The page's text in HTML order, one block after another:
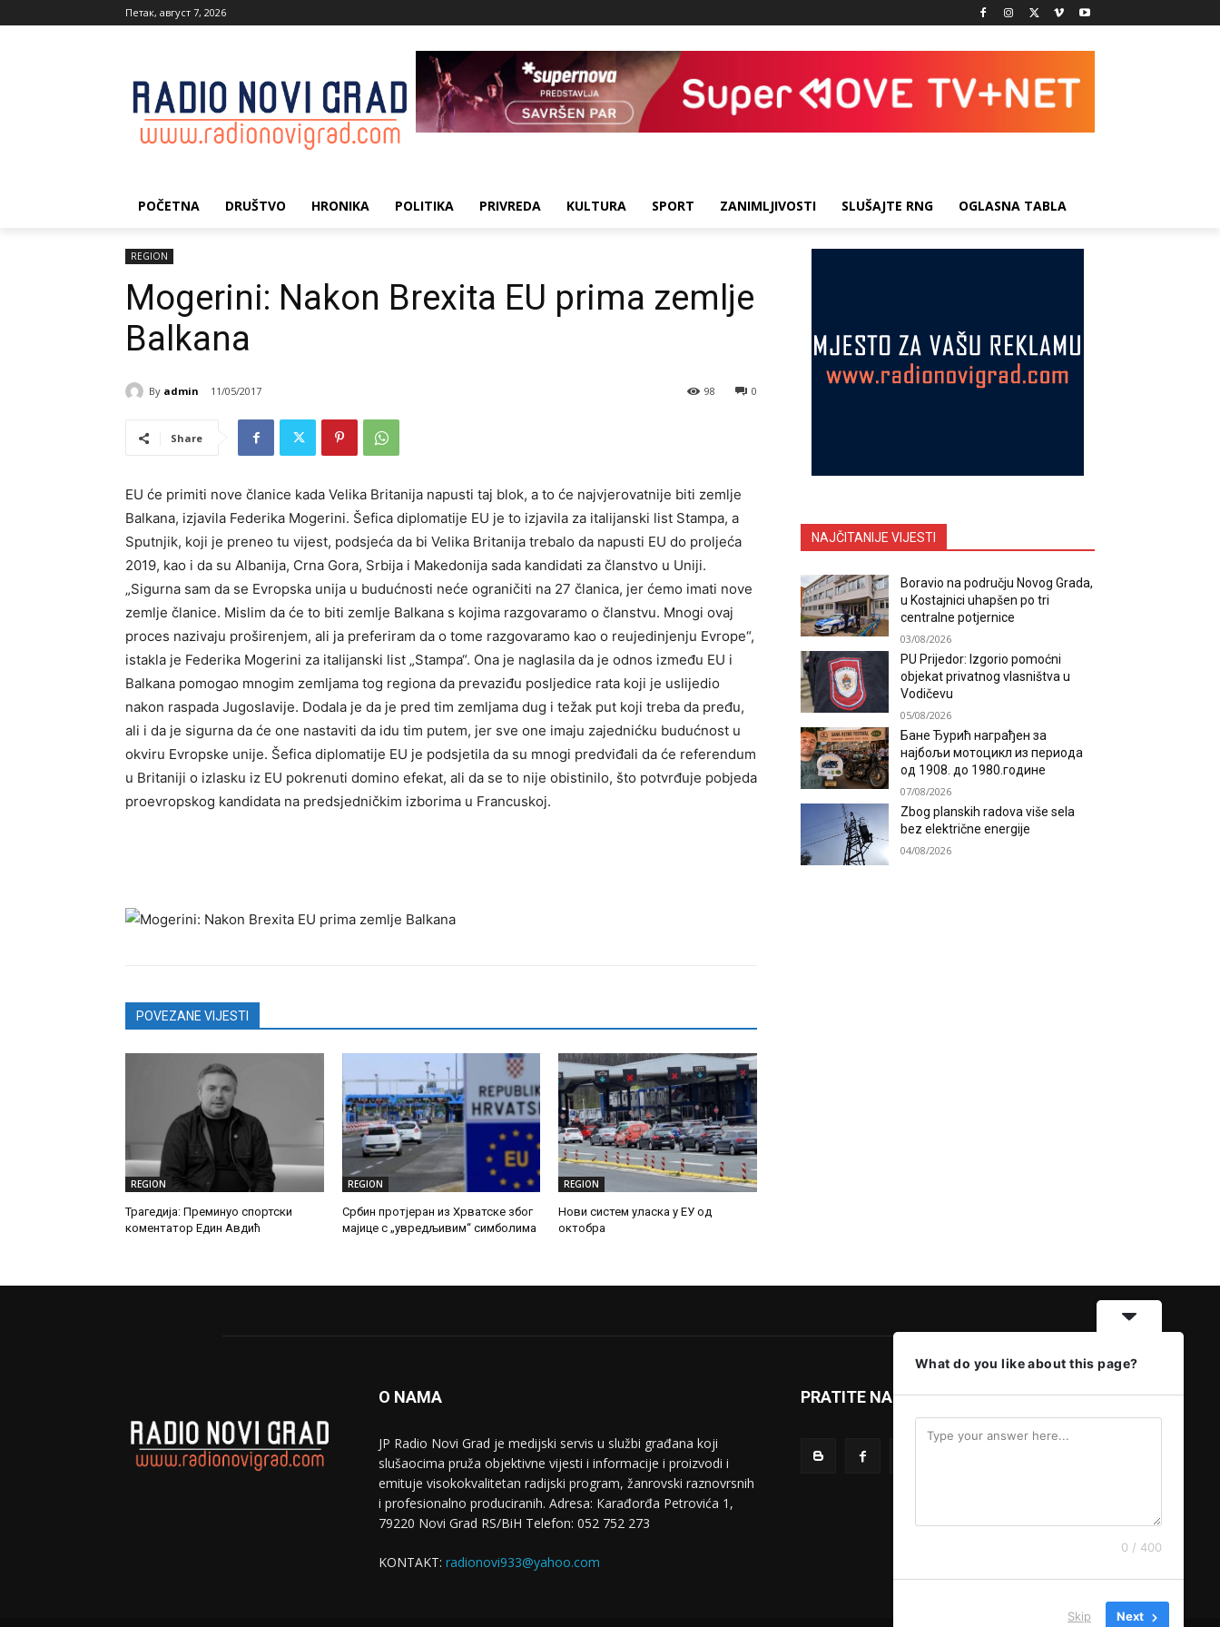
Петак, август 7, 2026
POČETNA DRUŠTVO HRONIKA POLITIKA PRIVREDA KULTURA SPORT ZANIMLJIVOSTI SLUŠAJTE RNG OGLASNA TABLA
REGION
Mogerini: Nakon Brexita EU prima zemlje
Balkana
By admin 11/05/2017 0
98
Share
EU će primiti nove članice kada Velika Britanija napusti taj blok, a to će najvjerovatnije biti zemlje
Balkana, izjavila Federika Mogerini. Šefica diplomatije EU je to izjavila za italijanski list Stampa, a
Sputnjik, koji je preneo tu vijest, podsjeća da bi Velika Britanija trebalo da napusti EU do proljeća
2019, kao i da su Albanija, Crna Gora, Srbija i Makedonija sada kandidati za članstvo u Uniji.
„Sigurna sam da se Evropska unija u budućnosti neće ograničiti na 27 članica, jer ćemo imati nove
zemlje članice. Mislim da će to biti zemlje Balkana s kojima razgovaramo o članstvu. Mnogi ovaj
proces nazivaju proširenjem, ali ja preferiram da o tome razgovaramo kao o reujedinjenju Evrope“,
istakla je Federika Mogerini za italijanski list „Stampa“. Ona je naglasila da je odnos između EU i
Balkana pomogao mnogim zemljama tog regiona da prevaziđu posljedice rata koji je uslijedio
nakon raspada Jugoslavije. Dodala je da je pred tim zemljama dug i težak put koji treba da pređu,
ali i da je sigurna da će one nastaviti da idu tim putem, jer sve one imaju zajednićku budućnost u
okviru Evropske unije. Šefica diplomatije EU je podsjetila da su mnogi predviđali da će referendum
u Britaniji o izlasku iz EU pokrenuti domino efekat, ali da se to nije obistinilo, što potvrđuje pobjeda
proevropskog kandidata na predsjedničkim izborima u Francuskoj.
POVEZANE VIJESTI
REGION
Трагедија: Преминуо спортски
коментатор Един Авдић
REGION
Србин протјеран из Хрватске због
мајице с „увредљивим“ симболима
REGION
Нови систем уласка у ЕУ од
октобра
NAJČITANIJE VIJESTI
Boravio na području Novog Grada,
u Kostajnici uhapšen po tri
centralne potjernice
03/08/2026
PU Prijedor: Izgorio pomoćni
objekat privatnog vlasništva u
Vodičevu
05/08/2026
Бане Ђурић награђен за
најбољи мотоцикл из периода
од 1908. до 1980.године
07/08/2026
Zbog planskih radova više sela
bez električne energije
04/08/2026
O NAMA
JP Radio Novi Grad je medijski servis u službi građana koji
slušaocima pruža objektivne vijesti i informacije i proizvodi i
emituje visokokvalitetan radijski program, žanrovski raznovrsnih
i profesionalno produciranih. Adresa: Кarađorđa Petrovića 1,
79220 Novi Grad RS/BiH Telefon: 052 752 273
KONTAKT: radionovi933@yahoo.com
PRATITE NAS
What do you like about this page?
0 / 400
Skip Next